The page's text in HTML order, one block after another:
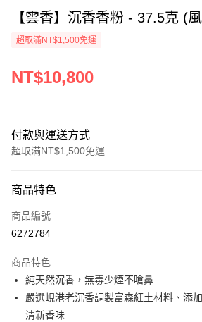
【雲香】沉香香粉 - 37.5克 (
超取滿NT$1,500免運
NT$10,800
付款與運送方式
超取滿NT$1,500免運
信用卡一次付款
超商取貨付款
Apple Pay
街口支付
商品特色
商品編號
6272784
商品特色
純天然沉香，無毒少煙不嗆鼻
嚴選峴港老沉香調製富森紅土材料、添
清新香味